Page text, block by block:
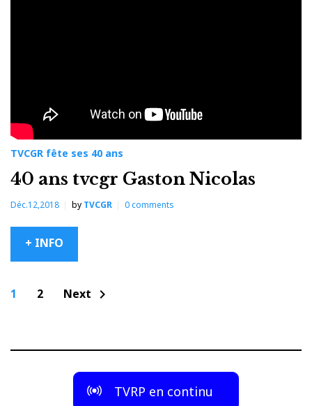
TVCGR fête ses 40 ans
40 ans tvcgr Gaston Nicolas
Déc.12,2018 by TVCGR 0comments
+ INFO
Navigation
1 2 Next chevron_right
TVRP en continu